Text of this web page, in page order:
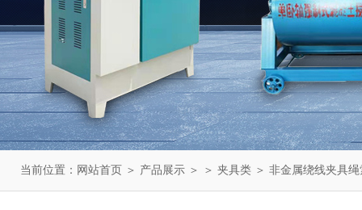
当前位置： 网站首页 ＞ 产品展示 ＞ ＞ 夹具类 ＞ 非金属绕线夹具